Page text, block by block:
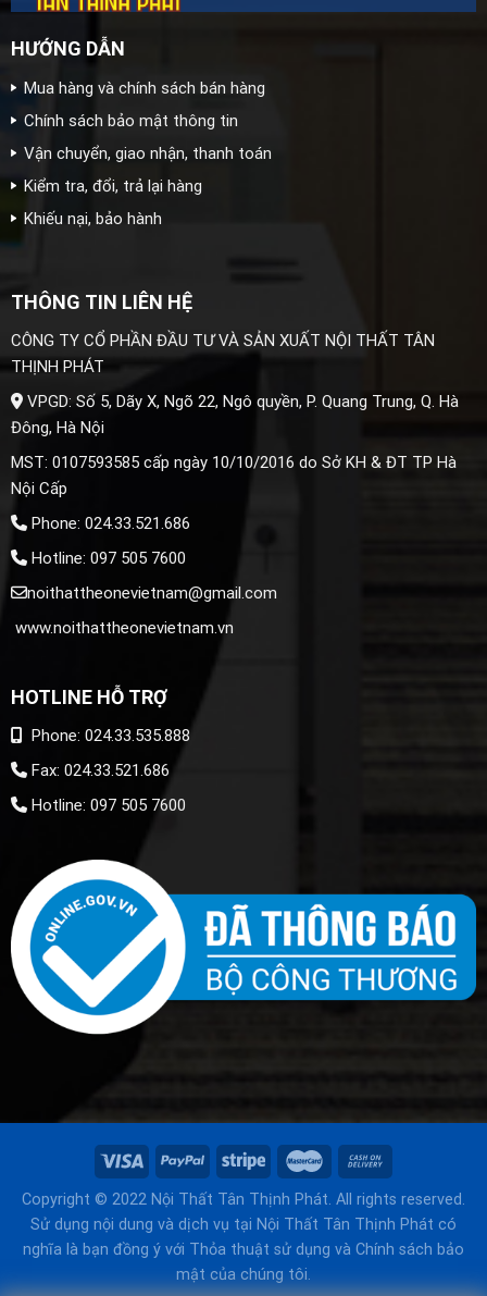
HƯỚNG DẪN
Mua hàng và chính sách bán hàng
Chính sách bảo mật thông tin
Vận chuyển, giao nhận, thanh toán
Kiểm tra, đổi, trả lại hàng
Khiếu nại, bảo hành
THÔNG TIN LIÊN HỆ
CÔNG TY CỔ PHẦN ĐẦU TƯ VÀ SẢN XUẤT NỘI THẤT TÂN
THỊNH PHÁT
VPGD: Số 5, Dãy X, Ngõ 22, Ngô quyền, P. Quang Trung, Q. Hà
Đông, Hà Nội
MST: 0107593585 cấp ngày 10/10/2016 do Sở KH & ĐT TP Hà
Nội Cấp
Phone: 024.33.521.686
Hotline: 097 505 7600
noithattheonevietnam@gmail.com
www.noithattheonevietnam.vn
HOTLINE HỖ TRỢ
Phone: 024.33.535.888
Fax: 024.33.521.686
Hotline: 097 505 7600
Copyright © 2022 Nội Thất Tân Thịnh Phát. All rights reserved.
Sử dụng nội dung và dịch vụ tại Nội Thất Tân Thịnh Phát có
nghĩa là bạn đồng ý với Thỏa thuật sử dụng và Chính sách bảo
mật của chúng tôi.